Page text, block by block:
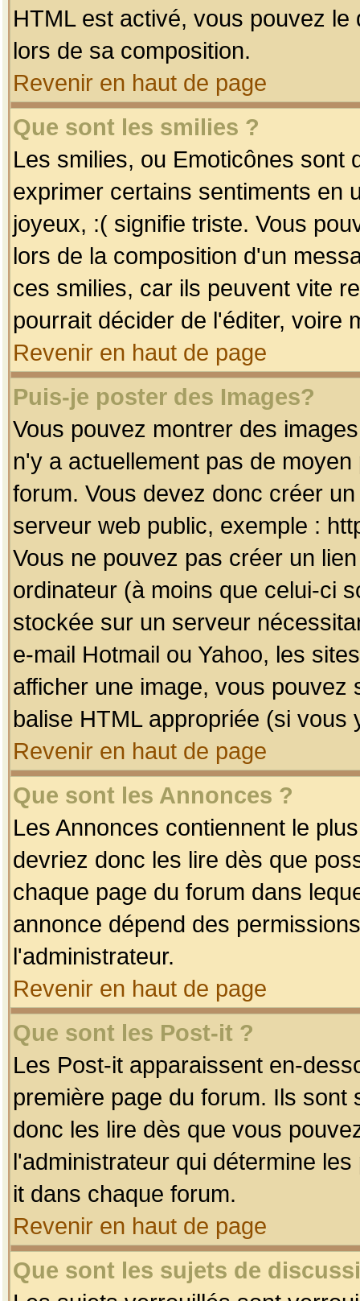
HTML est activé, vous pouvez
lors de sa composition.
Revenir en haut de page
Que sont les smilies ?
Les smilies, ou Emoticônes sont
exprimer certains sentiments en
joyeux, :( signifie triste. Vous
lors de la composition d'un
ces smilies, car ils peuvent vite
pourrait décider de l'éditer, voire
Revenir en haut de page
Puis-je poster des Images?
Vous pouvez montrer des
n'y a actuellement pas de
forum. Vous devez donc créer
serveur web public, exemple :
Vous ne pouvez pas créer un
ordinateur (à moins que celui-ci
stockée sur un serveur
e-mail Hotmail ou Yahoo, les
afficher une image, vous pouvez
balise HTML appropriée (si vous
Revenir en haut de page
Que sont les Annonces ?
Les Annonces contiennent le
devriez donc les lire dès que
chaque page du forum dans
annonce dépend des
l'administrateur.
Revenir en haut de page
Que sont les Post-it ?
Les Post-it apparaissent en-
première page du forum. Ils
donc les lire dès que vous
l'administrateur qui détermine
it dans chaque forum.
Revenir en haut de page
Que sont les sujets de